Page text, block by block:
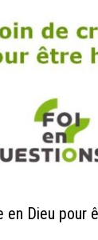
en Dieu pour